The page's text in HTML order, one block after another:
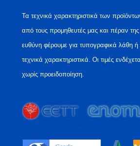
Τα τεχνικά χαρακτηριστικά των
από τους προμηθευτές μας και πέραν
ευθύνη φέρουμε για τυπογραφικά λάθη
τεχνικά χαρακτηριστικά. Οι τιμές
χωρίς προειδοποίηση.